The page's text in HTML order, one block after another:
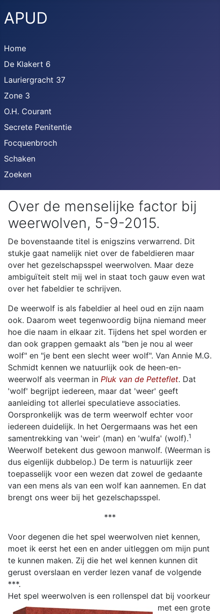
APUD
Home
De Klakert 6
Lauriergracht 37
Zone 3
O.H. Courant
Secrete Penitentie
Focquenbroch
Schaken
Zoeken
Over de menselijke factor bij
weerwolven, 5-9-2015.
De bovenstaande titel is enigszins verwarrend. Dit
stukje gaat namelijk niet over de fabeldieren maar
over het gezelschapsspel weerwolven. Maar deze
ambiguïteit stelt mij wel in staat toch gauw even wat
over het fabeldier te schrijven.
De weerwolf is als fabeldier al heel oud en zijn naam
ook. Daarom weet tegenwoordig bijna niemand meer
hoe die naam in elkaar zit. Tijdens het spel worden er
dan ook grappen gemaakt als "ben je nou al weer
wolf" en "je bent een slecht weer wolf". Van Annie M.G.
Schmidt kennen we natuurlijk ook de heen-en-
weerwolf als veerman in Pluk van de Petteflet. Dat
'wolf' begrijpt iedereen, maar dat 'weer' geeft
aanleiding tot allerlei speculatieve associaties.
Oorspronkelijk was de term weerwolf echter voor
iedereen duidelijk. In het Oergermaans was het een
samentrekking van 'weir' (man) en 'wulfa' (wolf).1
Weerwolf betekent dus gewoon manwolf. (Weerman is
dus eigenlijk dubbelop.) De term is natuurlijk zeer
toepasselijk voor een wezen dat zowel de gedaante
van een mens als van een wolf kan aannemen. En dat
brengt ons weer bij het gezelschapsspel.
***
Voor degenen die het spel weerwolven niet kennen,
moet ik eerst het een en ander uitleggen om mijn punt
te kunnen maken. Zij die het wel kennen kunnen dit
gerust overslaan en verder lezen vanaf de volgende
***.
Het spel weerwolven is een rollenspel dat bij voorkeur
met een grote